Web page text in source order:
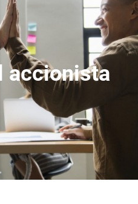
accionista